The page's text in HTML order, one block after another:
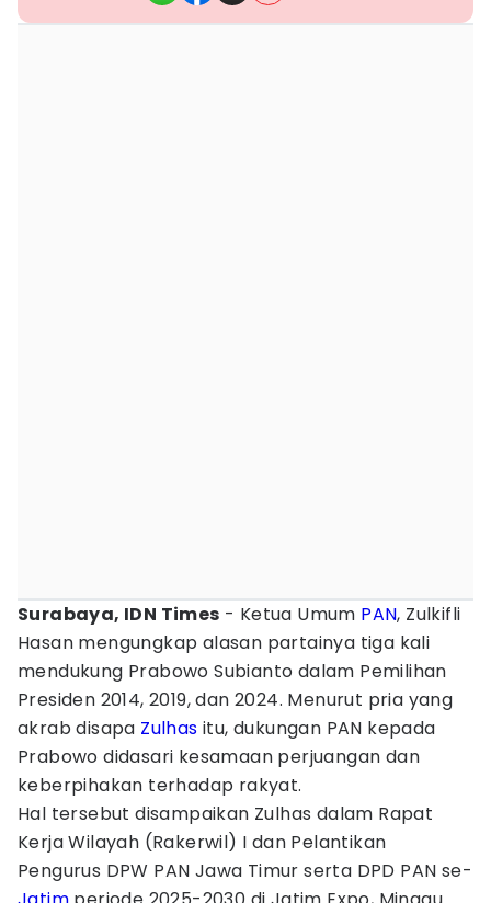
Surabaya, IDN Times - Ketua Umum PAN, Zulkifli
Hasan mengungkap alasan partainya tiga kali
mendukung Prabowo Subianto dalam Pemilihan
Presiden 2014, 2019, dan 2024. Menurut pria yang
akrab disapa Zulhas itu, dukungan PAN kepada
Prabowo didasari kesamaan perjuangan dan
keberpihakan terhadap rakyat.
Hal tersebut disampaikan Zulhas dalam Rapat
Kerja Wilayah (Rakerwil) I dan Pelantikan
Pengurus DPW PAN Jawa Timur serta DPD PAN se-